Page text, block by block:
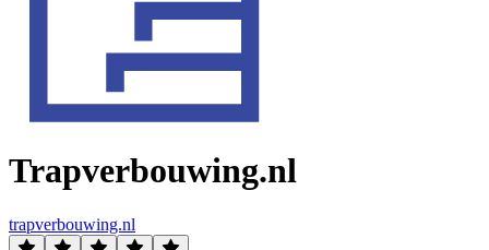
Trapverbouwing.nl
trapverbouwing.nl